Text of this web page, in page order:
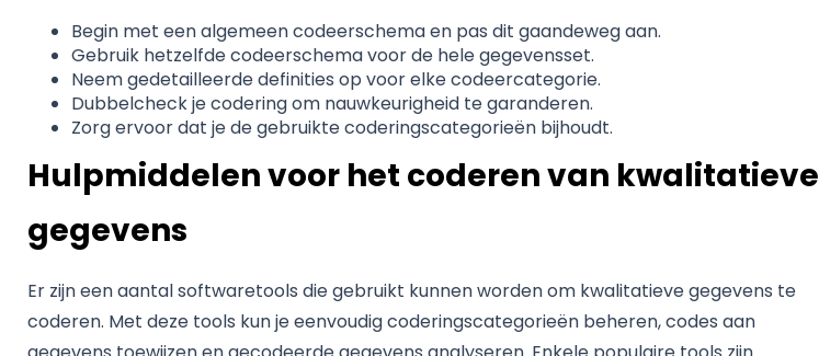
Begin met een algemeen codeerschema en pas dit gaandeweg aan.
Gebruik hetzelfde codeerschema voor de hele gegevensset.
Neem gedetailleerde definities op voor elke codeercategorie.
Dubbelcheck je codering om nauwkeurigheid te garanderen.
Zorg ervoor dat je de gebruikte coderingscategorieën bijhoudt.
Hulpmiddelen voor het coderen van kwalitatieve
gegevens
Er zijn een aantal softwaretools die gebruikt kunnen worden om kwalitatieve gegevens te
coderen. Met deze tools kun je eenvoudig coderingscategorieën beheren, codes aan